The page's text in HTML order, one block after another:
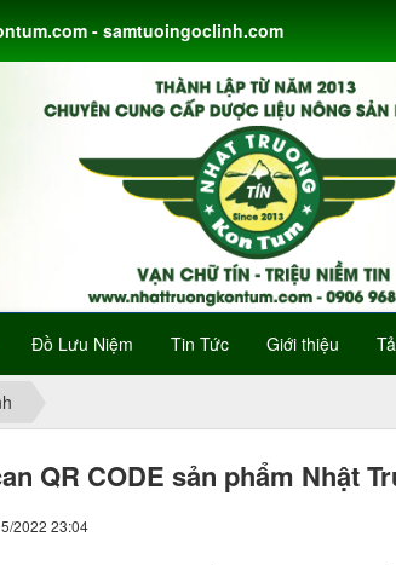
Đồ Lưu Niệm Tin Tức Giới thiệu
- samtuoingoclinh.com
QR CODE sản phẩm Nhật
2022 23:04